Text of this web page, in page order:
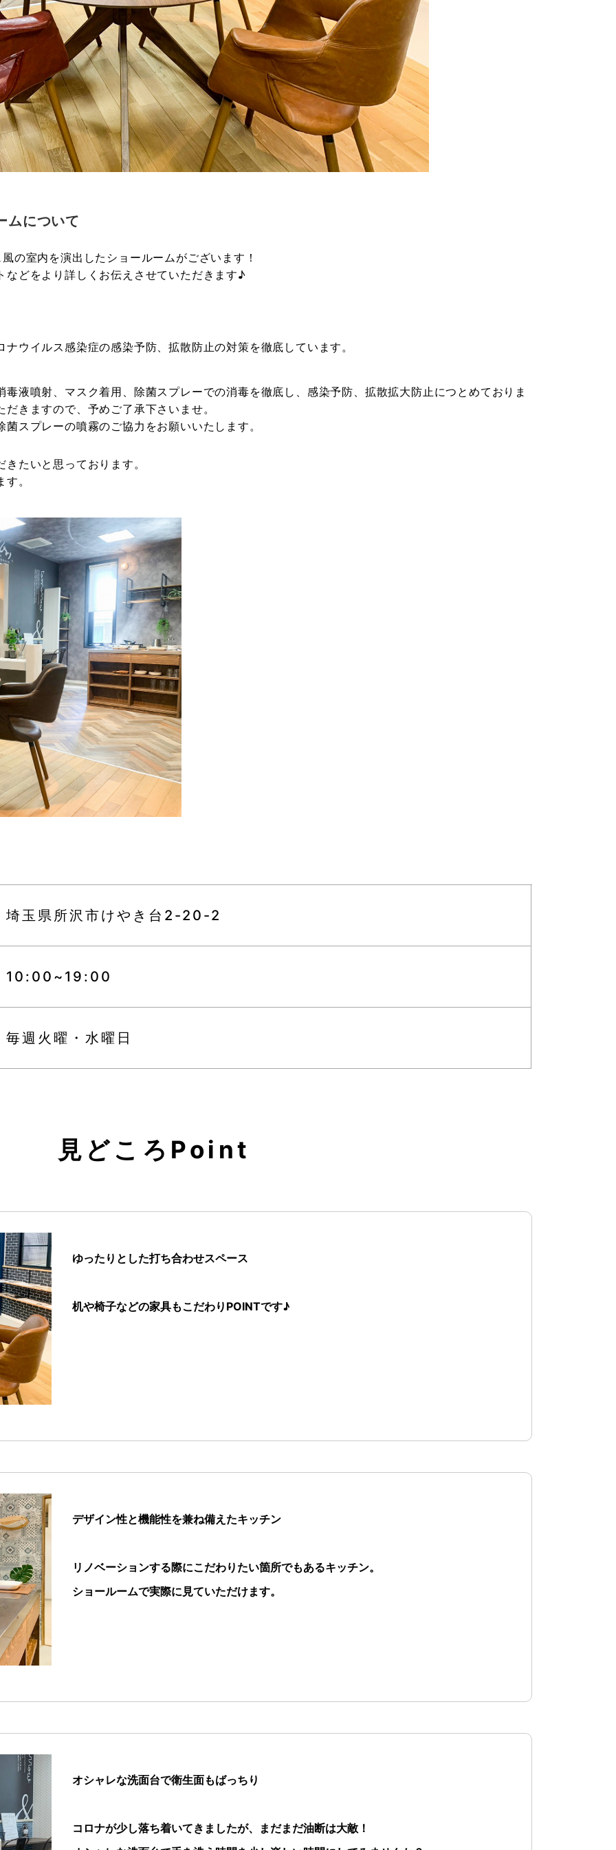
ムについて
の室内を演出したショールームがございます！
どをより詳しくお伝えさせていただきます♪
ウイルス感染症の感染予防、拡散防止の対策を徹底しています。
液噴射、マスク着用、除菌スプレーでの消毒を徹底し、感染予防、拡散拡大防止につとめておりま
きますので、予めご了承下さいませ。
スプレーの噴霧のご協力をお願いいたします。
たいと思っております。
。
埼玉県所沢市けやき台2-20-2
10:00~19:00
毎週火曜・水曜日
見どころPoint
ゆったりとした打ち合わせスペース
机や椅子などの家具もこだわりPOINTです♪
デザイン性と機能性を兼ね備えたキッチン
リノベーションする際にこだわりたい箇所でもあるキッチン。
ショールームで実際に見ていただけます。
オシャレな洗面台で衛生面もばっちり
コロナが少し落ち着いてきましたが、まだまだ油断は大敵！